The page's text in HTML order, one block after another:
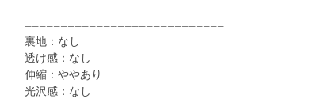
============================
裏地：なし
透け感：なし
伸縮：ややあり
光沢感：なし